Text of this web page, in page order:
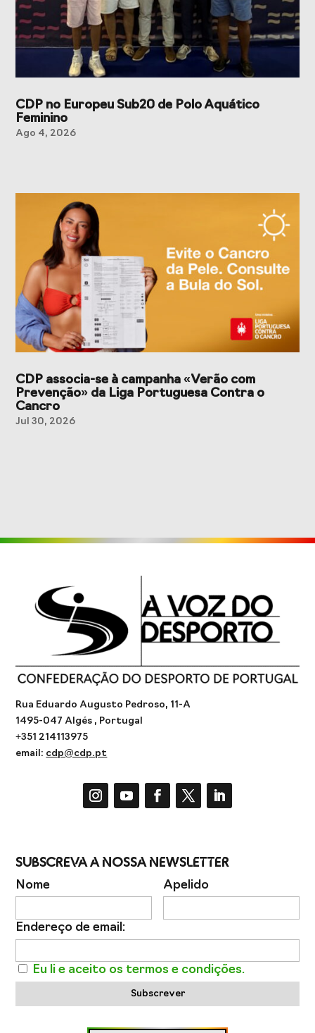
CDP no Europeu Sub20 de Polo Aquático
Feminino
Ago 4, 2026
CDP associa-se à campanha «Verão com
Prevenção» da Liga Portuguesa Contra o
Cancro
Jul 30, 2026
Rua Eduardo Augusto Pedroso, 11-A
1495-047 Algés , Portugal
+351 214113975
email: cdp@cdp.pt
Subscreva a Nossa Newsletter
Nome Apelido
Endereço de email:
Eu li e aceito os termos e condições.
Subscrever